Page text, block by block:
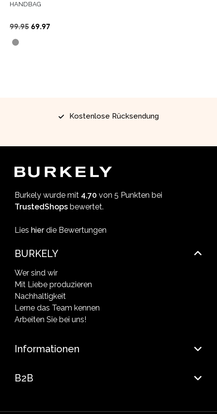
HANDBAG
99.95 Ursprünglicher
69.97
Kostenlose Rücksendung
Burkely wurde mit 4,70 von 5 Punkten bei
TrustedShops bewertet.
Lies hierdie Bewertungen
BURKELY
Wer sind wir
Mit Liebe produzieren
Nachhaltigkeit
Lerne das Team kennen
Arbeiten Sie bei uns!
Informationen
B2B